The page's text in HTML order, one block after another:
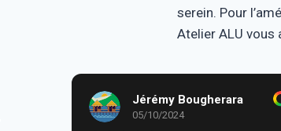
serein. Pour
Atelier ALU vous
Jérémy Bougherara
05/10/2024